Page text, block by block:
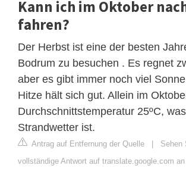
Kann ich im Oktober
fahren?
Der Herbst ist eine der besten
Bodrum zu besuchen . Es regnet
aber es gibt immer noch viel
Hitze hält sich gut. Allein im
Durchschnittstemperatur 25ºC,
Strandwetter ist.
Antrag auf Entfernung der Quelle | Sehen
vollständige Antwort auf translate.google.com an